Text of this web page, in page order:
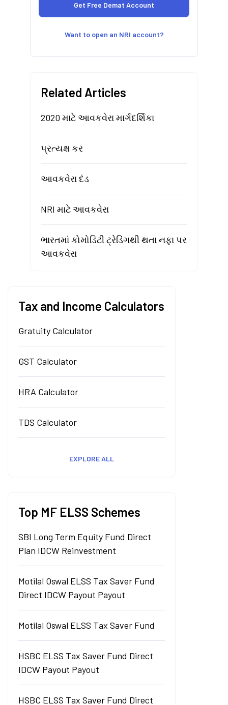
Want to open an NRI account?
Related Articles
2020 માટે આવકવેરા માર્ગદર્શિકા
પ્રત્યક્ષ કર
આવકવેરા દંડ
NRI માટે આવકવેરા
ભારતમાં કોમોડિટી ટ્રેડિંગથી થતા નફા પર
આવકવેરા
Tax and Income Calculators
Gratuity Calculator
GST Calculator
HRA Calculator
TDS Calculator
EXPLORE ALL
Top MF ELSS Schemes
SBI Long Term Equity Fund Direct
Plan IDCW Reinvestment
Motilal Oswal ELSS Tax Saver Fund
Direct IDCW Payout Payout
Motilal Oswal ELSS Tax Saver Fund
HSBC ELSS Tax Saver Fund Direct
IDCW Payout Payout
HSBC ELSS Tax Saver Fund Direct